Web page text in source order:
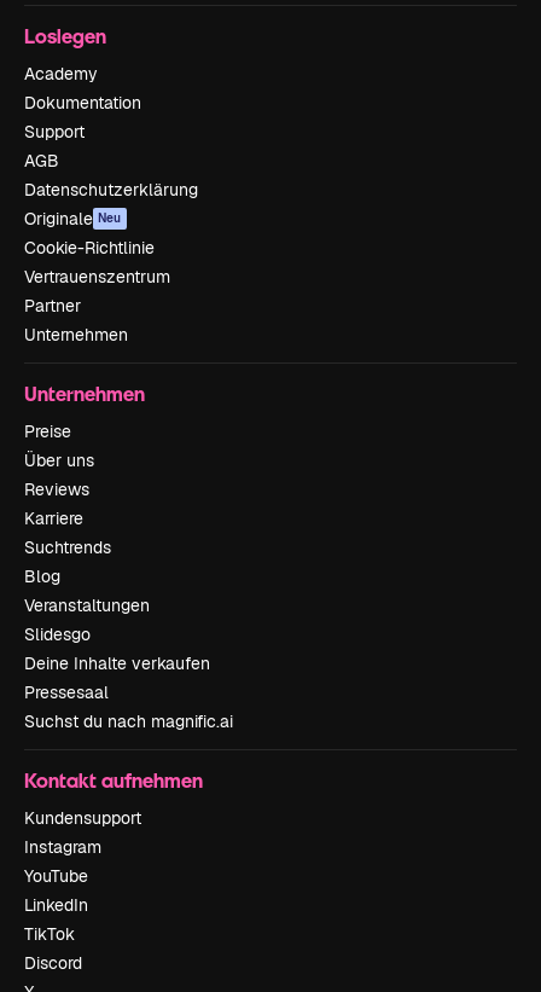
Loslegen
Academy
Dokumentation
Support
AGB
Datenschutzerklärung
Originale Neu
Cookie-Richtlinie
Vertrauenszentrum
Partner
Unternehmen
Unternehmen
Preise
Über uns
Reviews
Karriere
Suchtrends
Blog
Veranstaltungen
Slidesgo
Deine Inhalte verkaufen
Pressesaal
Suchst du nach magnific.ai
Kontakt aufnehmen
Kundensupport
Instagram
YouTube
LinkedIn
TikTok
Discord